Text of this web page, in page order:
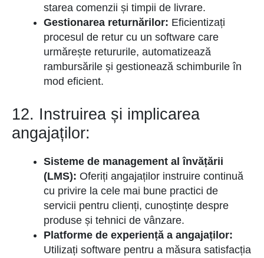
starea comenzii și timpii de livrare.
Gestionarea returnărilor: Eficientizați
procesul de retur cu un software care
urmărește retururile, automatizează
rambursările și gestionează schimburile în
mod eficient.
12. Instruirea și implicarea
angajaților:
Sisteme de management al învățării
(LMS): Oferiți angajaților instruire continuă
cu privire la cele mai bune practici de
servicii pentru clienți, cunoștințe despre
produse și tehnici de vânzare.
Platforme de experiență a angajaților:
Utilizați software pentru a măsura satisfacția